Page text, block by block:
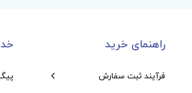
راهنمای خرید
فرآیند ثبت سفارش